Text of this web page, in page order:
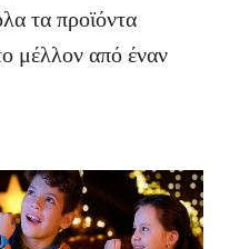
τα προϊόντα
μέλλον από έναν